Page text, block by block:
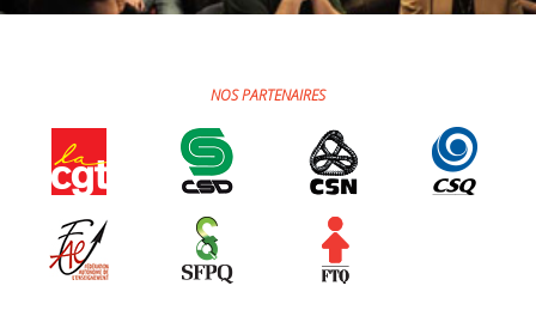
NOS PARTENAIRES